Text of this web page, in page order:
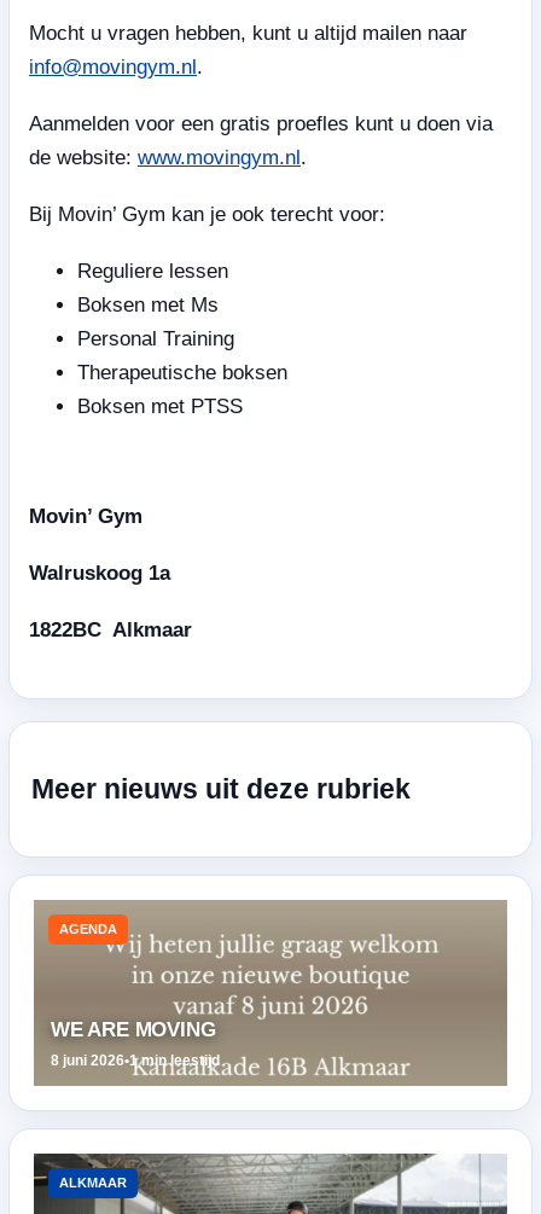
Mocht u vragen hebben, kunt u altijd mailen naar
info@movingym.nl.
Aanmelden voor een gratis proefles kunt u doen via
de website: www.movingym.nl.
Bij Movin’ Gym kan je ook terecht voor:
Reguliere lessen
Boksen met Ms
Personal Training
Therapeutische boksen
Boksen met PTSS
Movin’ Gym
Walruskoog 1a
1822BC Alkmaar
Meer nieuws uit deze rubriek
AGENDA
WE ARE MOVING
8 juni 2026•1 min leestijd
ALKMAAR